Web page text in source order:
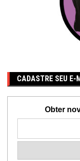
CADASTRE SEU E-
Obter